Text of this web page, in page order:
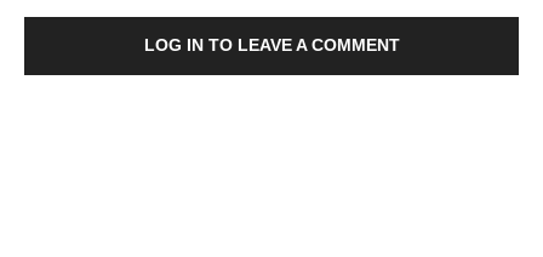
LOG IN TO LEAVE A COMMENT